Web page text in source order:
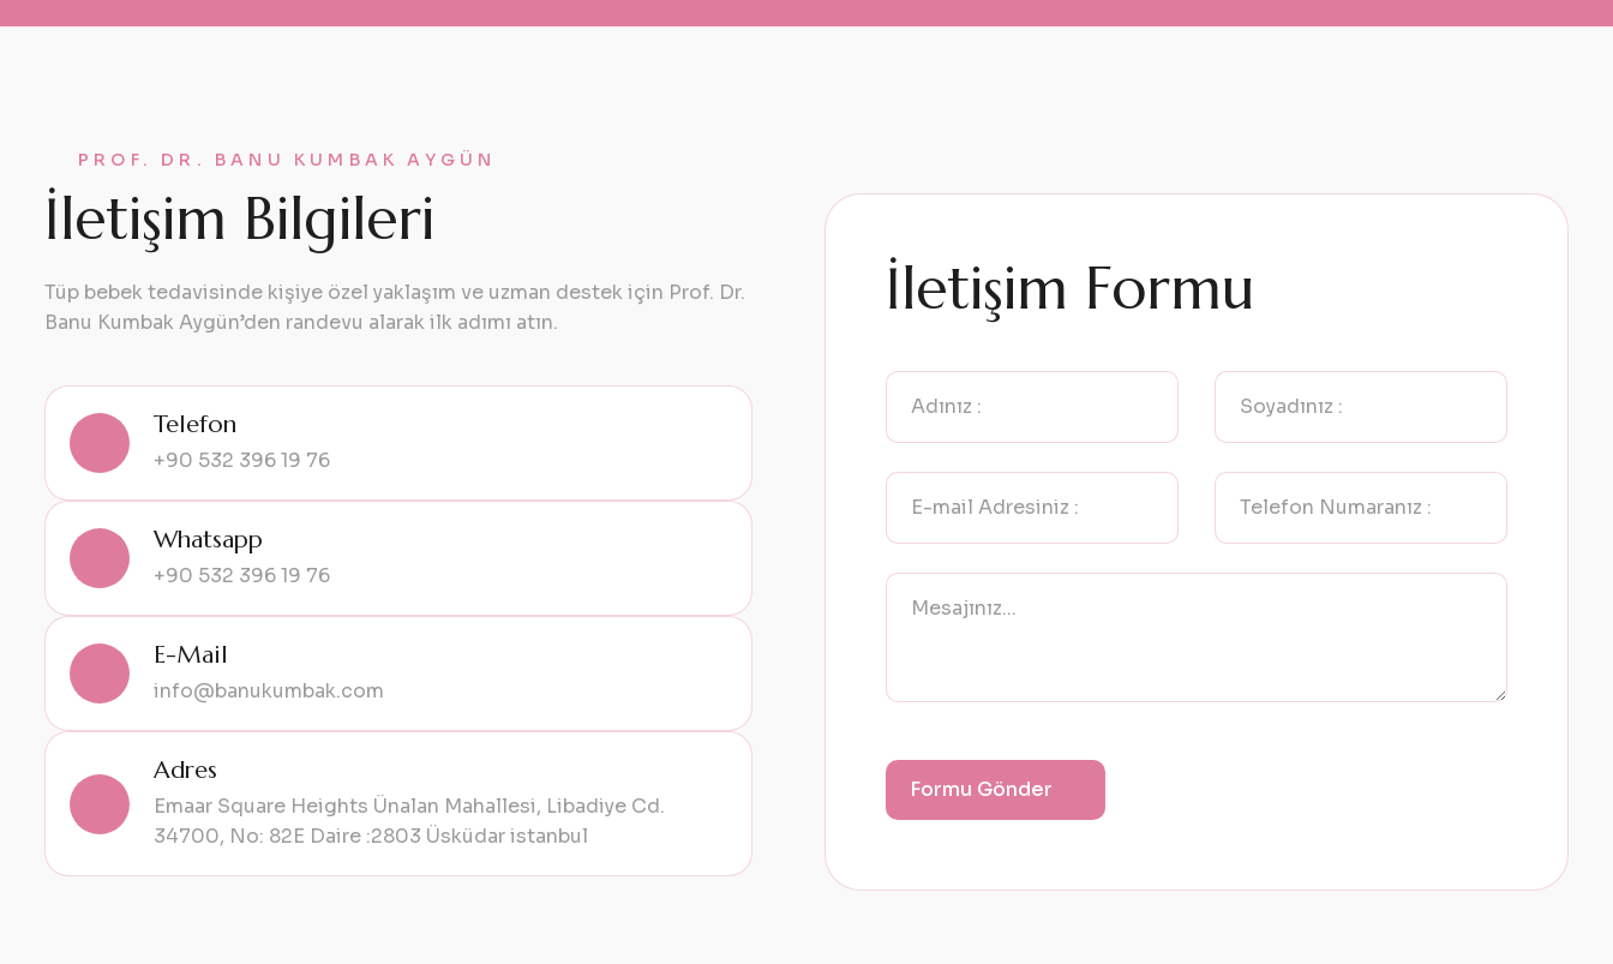
PROF. DR. BANU KUMBAK AYGÜN
İletişim Bilgileri
Tüp bebek tedavisinde kişiye özel yaklaşım ve uzman destek için Prof. Dr.
Banu Kumbak Aygün’den randevu alarak ilk adımı atın.
Telefon
+90 532 396 19 76
Whatsapp
+90 532 396 19 76
E-Mail
info@banukumbak.com
Adres
Emaar Square Heights Ünalan Mahallesi, Libadiye Cd.
34700, No: 82E Daire :2803 Üsküdar istanbul
İletişim Formu